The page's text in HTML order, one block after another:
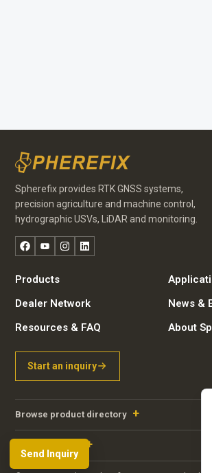
Spherefix provides RTK GNSS systems,
precision agriculture and machine control,
hydrographic USVs, LiDAR and monitoring.
FacebookYouTubeInstagram
LinkedIn
Products
Dealer Network
News &
Resources & FAQ
About
Start an inquiry
Browse product directory
Send Inquiry